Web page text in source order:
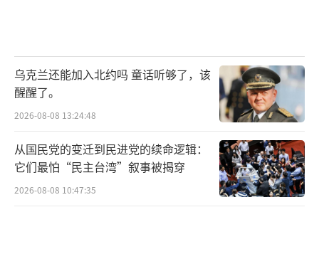
乌克兰还能加入北约吗 童话听够了，该
醒醒了。
2026-08-08 13:24:48
从国民党的变迁到民进党的续命逻辑：
它们最怕“民主台湾”叙事被揭穿
2026-08-08 10:47:35